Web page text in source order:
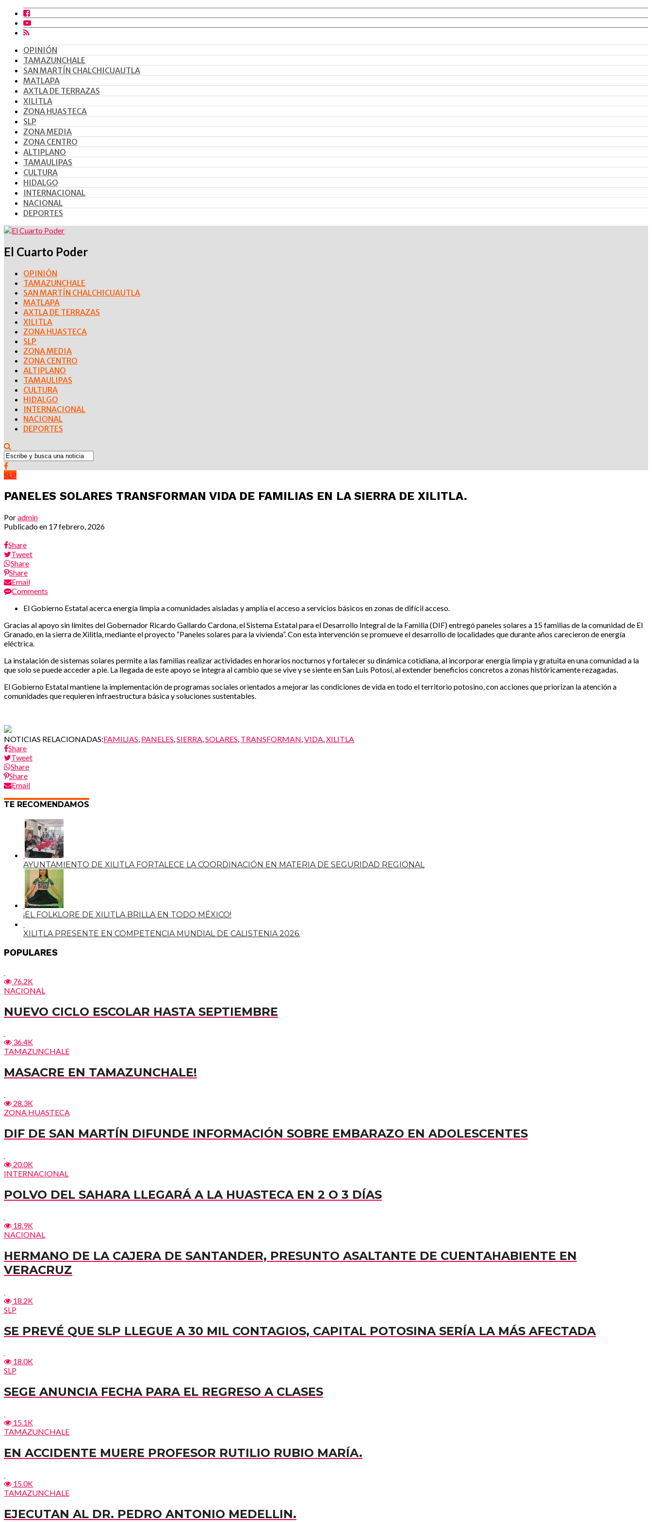
OPINIÓN
TAMAZUNCHALE
SAN MARTÍN CHALCHICUAUTLA
MATLAPA
AXTLA DE TERRAZAS
XILITLA
ZONA HUASTECA
SLP
ZONA MEDIA
ZONA CENTRO
ALTIPLANO
TAMAULIPAS
CULTURA
HIDALGO
INTERNACIONAL
NACIONAL
DEPORTES
El Cuarto Poder
OPINIÓN
TAMAZUNCHALE
SAN MARTÍN CHALCHICUAUTLA
MATLAPA
AXTLA DE TERRAZAS
XILITLA
ZONA HUASTECA
SLP
ZONA MEDIA
ZONA CENTRO
ALTIPLANO
TAMAULIPAS
CULTURA
HIDALGO
INTERNACIONAL
NACIONAL
DEPORTES
SLP
PANELES SOLARES TRANSFORMAN VIDA DE FAMILIAS EN LA SIERRA DE XILITLA.
Poradmin
Publicado en 17 febrero, 2026
Share
Tweet
Share
Share
Email
Comments
El Gobierno Estatal acerca energía limpia a comunidades aisladas y amplía el acceso a servicios básicos en zonas de difícil acceso.
Gracias al apoyo sin límites del Gobernador Ricardo Gallardo Cardona, el Sistema Estatal para el Desarrollo Integral de la Familia (DIF) entregó paneles solares a 15 familias de la comunidad de El
Granado, en la sierra de Xilitla, mediante el proyecto “Paneles solares para la vivienda”. Con esta intervención se promueve el desarrollo de localidades que durante años carecieron de energía
eléctrica.
La instalación de sistemas solares permite a las familias realizar actividades en horarios nocturnos y fortalecer su dinámica cotidiana, al incorporar energía limpia y gratuita en una comunidad a la
que solo se puede acceder a pie. La llegada de este apoyo se integra al cambio que se vive y se siente en San Luis Potosí, al extender beneficios concretos a zonas históricamente rezagadas.
El Gobierno Estatal mantiene la implementación de programas sociales orientados a mejorar las condiciones de vida en todo el territorio potosino, con acciones que priorizan la atención a
comunidades que requieren infraestructura básica y soluciones sustentables.
NOTICIAS RELACIONADAS:FAMILIAS PANELES SIERRA SOLARES TRANSFORMAN VIDA XILITLA
Share
Tweet
Share
Share
Email
TE RECOMENDAMOS
AYUNTAMIENTO DE XILITLA FORTALECE LA COORDINACIÓN EN MATERIA DE SEGURIDAD REGIONAL
¡EL FOLKLORE DE XILITLA BRILLA EN TODO MÉXICO!
XILITLA PRESENTE EN COMPETENCIA MUNDIAL DE CALISTENIA 2026.
POPULARES
76.2K
NACIONAL
NUEVO CICLO ESCOLAR HASTA SEPTIEMBRE
36.4K
TAMAZUNCHALE
MASACRE EN TAMAZUNCHALE!
28.3K
ZONA HUASTECA
DIF DE SAN MARTÍN DIFUNDE INFORMACIÓN SOBRE EMBARAZO EN ADOLESCENTES
20.0K
INTERNACIONAL
POLVO DEL SAHARA LLEGARÁ A LA HUASTECA EN 2 O 3 DÍAS
18.9K
NACIONAL
HERMANO DE LA CAJERA DE SANTANDER, PRESUNTO ASALTANTE DE CUENTAHABIENTE EN
VERACRUZ
18.2K
SLP
SE PREVÉ QUE SLP LLEGUE A 30 MIL CONTAGIOS, CAPITAL POTOSINA SERÍA LA MÁS AFECTADA
18.0K
SLP
SEGE ANUNCIA FECHA PARA EL REGRESO A CLASES
15.1K
TAMAZUNCHALE
EN ACCIDENTE MUERE PROFESOR RUTILIO RUBIO MARÍA.
15.0K
TAMAZUNCHALE
EJECUTAN AL DR. PEDRO ANTONIO MEDELLIN.